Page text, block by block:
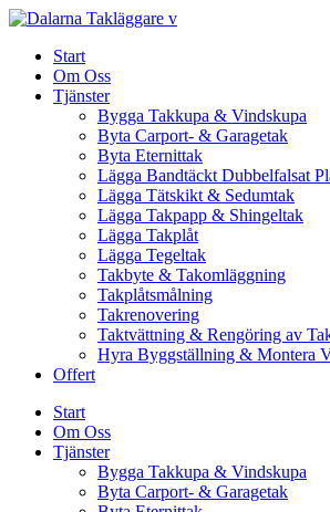
Skip
contentStart
Om Oss
Tjänster
Bygga Takkupa & Vindskupa
Byta Carport- & Garagetak
Byta Eternittak
Lägga Bandtäckt Dubbelfalsat
Lägga Tätskikt & Sedumtak
Lägga Takpapp & Shingeltak
Lägga Takplåt
Lägga Tegeltak
Takbyte & Takomläggning
Takplåtsmålning
Takrenovering
Taktvättning & Rengöring av
Hyra Byggställning & Montera
Offert
Start
Om Oss
Tjänster
Bygga Takkupa & Vindskupa
Byta Carport- & Garagetak